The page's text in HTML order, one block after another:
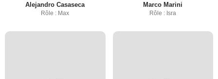
Alejandro Casaseca
Rôle : Max
Marco Marini
Rôle : Isra